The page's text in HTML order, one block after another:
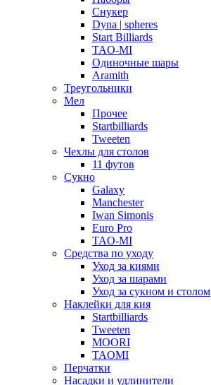
Снукер
Dyna | spheres
Start Billiards
TAO-MI
Одиночные шары
Aramith
Треугольники
Мел
Прочее
Startbilliards
Tweeten
Чехлы для столов
11 футов
Сукно
Galaxy
Manchester
Iwan Simonis
Euro Pro
TAO-MI
Средства по уходу
Уход за киями
Уход за шарами
Уход за сукном и столом
Наклейки для кия
Startbilliards
Tweeten
MOORI
TAOMI
Перчатки
Насадки и удлинители